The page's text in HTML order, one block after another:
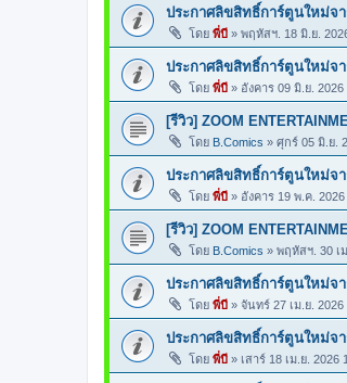
ประกาศลิขสิทธิ์การ์ตูนใหม่จา
โดย พี่บี » พฤหัสฯ. 18 มิ.ย.
ประกาศลิขสิทธิ์การ์ตูนใหม่จา
โดย พี่บี » อังคาร 09 มิ.ย. 2026
[รีวิว] ZOOM
โดย B.Comics » ศุกร์ 05 มิ.ย.
ประกาศลิขสิทธิ์การ์ตูนใหม่จา
โดย พี่บี » อังคาร 19 พ.ค. 2026
[รีวิว] ZOOM
โดย B.Comics » พฤหัสฯ. 30 เ
ประกาศลิขสิทธิ์การ์ตูนใหม่จา
โดย พี่บี » จันทร์ 27 เม.ย. 2026
ประกาศลิขสิทธิ์การ์ตูนใหม่จา
โดย พี่บี » เสาร์ 18 เม.ย. 2026